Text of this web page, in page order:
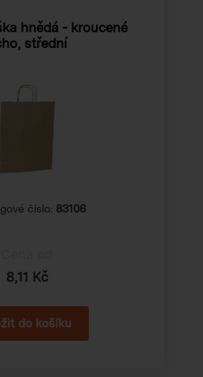
hnědá - kroucené
střední
číslo: 83106
8,11 Kč